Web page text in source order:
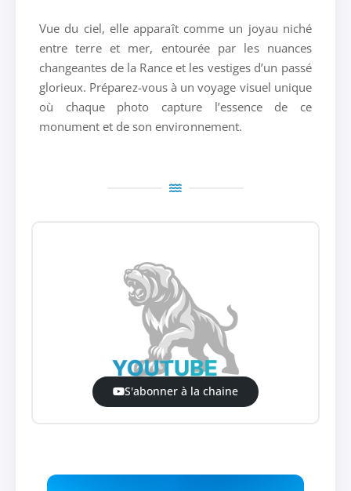
Vue du ciel, elle apparaît comme un joyau niché
entre terre et mer, entourée par les nuances
changeantes de la Rance et les vestiges d’un passé
glorieux. Préparez-vous à un voyage visuel unique
où chaque photo capture l’essence de ce
monument et de son environnement.
S'abonner à la chaine